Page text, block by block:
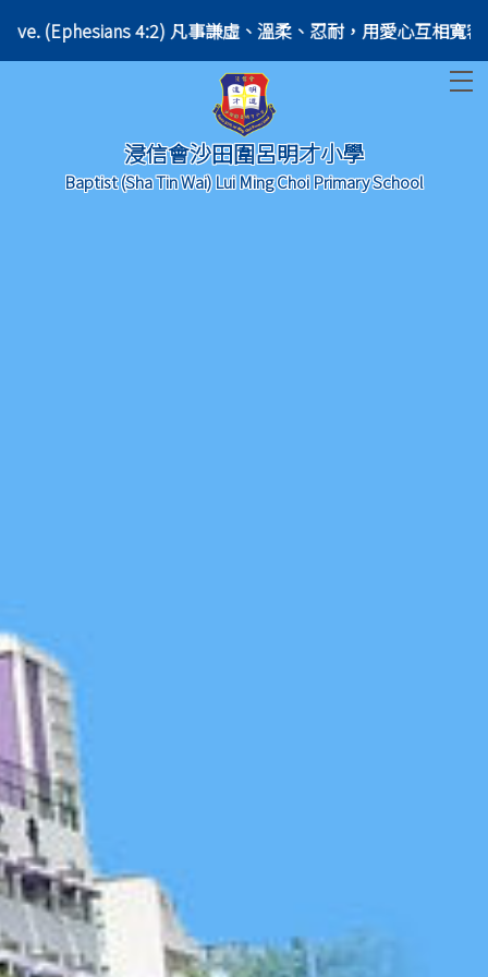
4:2) 凡事謙虛、溫柔、忍耐，用愛心互相寬容。 (
浸信會沙田圍呂明才小學
Baptist (Sha Tin Wai) Lui Ming Choi Primary School